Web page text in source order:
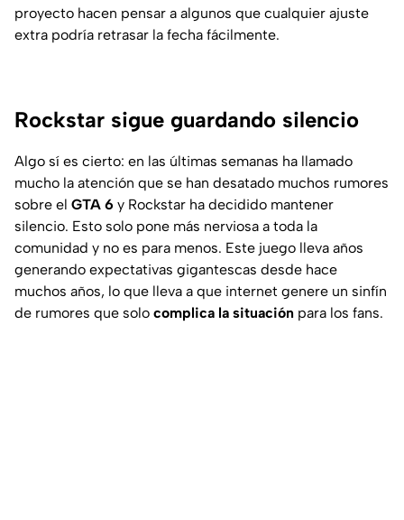
proyecto hacen pensar a algunos que cualquier ajuste
extra podría retrasar la fecha fácilmente.
Rockstar sigue guardando silencio
Algo sí es cierto: en las últimas semanas ha llamado
mucho la atención que se han desatado muchos rumores
sobre el GTA 6 y Rockstar ha decidido mantener
silencio. Esto solo pone más nerviosa a toda la
comunidad y no es para menos. Este juego lleva años
generando expectativas gigantescas desde hace
muchos años, lo que lleva a que internet genere un sinfín
de rumores que solo complica la situación para los fans.